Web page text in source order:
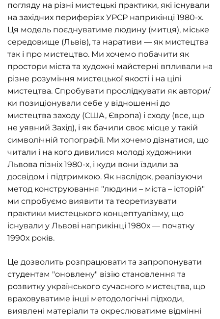
погляду на різні мистецькі практики, які існували
на західних периферіях УРСР наприкінці 1980-х.
Ця модель поєднуватиме людину (митця), міське
середовище (Львів), та наративи — як мистецтва
так і про мистецтво. Ми хочемо побачити як
простори міста та художні майстерні впливали на
різне розуміння мистецької якості і на цілі
мистецтва. Спробувати прослідкувати як автори/
ки позиціонували себе у відношенні до
мистецтва заходу (США, Європа) і сходу (все, що
не уявний Захід), і як бачили своє місце у такій
символічній топографії. Ми хочемо дізнатися, що
читали і на кого дивилися молоді художники
Львова пізніх 1980-х, і куди вони їздили за
досвідом і підтримкою. Як наслідок, реалізуючи
метод конструювання "людини – міста – історій"
ми спробуємо виявити та теоретизувати
практики мистецького концептуалізму, що
існували у Львові наприкінці 1980х — початку
1990х років.
Це дозволить розпрацювати та запропонувати
студентам "оновлену" візію становлення та
розвитку українського сучасного мистецтва, що
враховуватиме інші методологічні підходи,
виявлені матеріали та окреслюватиме відмінні